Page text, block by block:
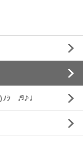
)ﾉｼ ♬♪♩